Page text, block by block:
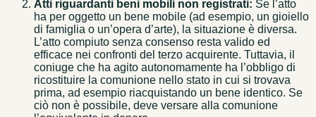
Atti riguardanti beni mobili non registrati: Se l’atto
ha per oggetto un bene mobile (ad esempio, un gioiello
di famiglia o un’opera d’arte), la situazione è diversa.
L’atto compiuto senza consenso resta valido ed
efficace nei confronti del terzo acquirente. Tuttavia, il
coniuge che ha agito autonomamente ha l’obbligo di
ricostituire la comunione nello stato in cui si trovava
prima, ad esempio riacquistando un bene identico. Se
ciò non è possibile, deve versare alla comunione